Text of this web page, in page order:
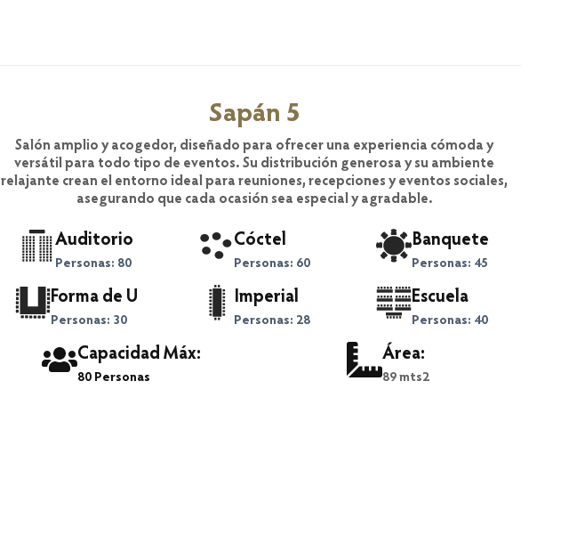
Sapán 5
Salón amplio y acogedor, diseñado para ofrecer una experiencia cómoda y
versátil para todo tipo de eventos. Su distribución generosa y su ambiente
relajante crean el entorno ideal para reuniones, recepciones y eventos sociales,
asegurando que cada ocasión sea especial y agradable.
Auditorio
Personas: 80
Cóctel
Personas: 60
Banquete
Personas: 45
Forma de U
Personas: 30
Imperial
Personas: 28
Escuela
Personas: 40
Capacidad Máx:
80 Personas
Área:
89 mts2